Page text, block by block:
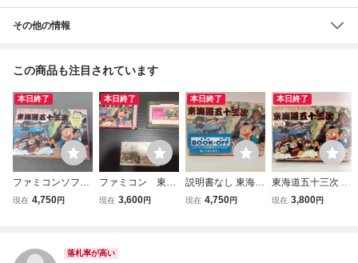
その他の情報
この商品も注目されています
本日終了
ファミコンソフト
東海道五十三次
現在 4,750円
本日終了
ファミコン 東海
道五十三次
現在 3,600円
本日終了
説明書なし 東海道
五十三次 ファミ
現在 4,750円
本日終了
東海道五十三次 箱
破損あり
現在 3,800円
落札率が高い